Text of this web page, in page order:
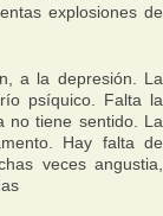
explosiones de
a la depresión. La
psíquico. Falta la
no tiene sentido. La
Hay falta de
veces angustia,